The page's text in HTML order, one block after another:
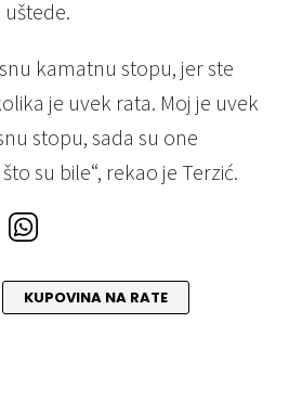
kamatnu stopu, jer ste
je uvek rata. Moj je uvek
stopu, sada su one
su bile“, rekao je Terzić.
KUPOVINA NA RATE